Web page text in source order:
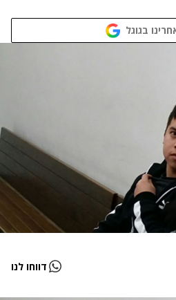
בגוגל
דווחו לנו